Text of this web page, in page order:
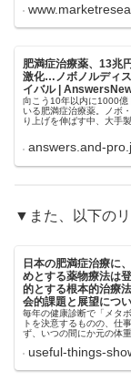
肥満症治療薬、13兆
激化…ノボノルディ
イバル |
向こう10年以内に1000億
いる肥満症治療薬。ノボ
り上げを伸ばす中、大手
answers.and-
▼また、以下のリ
日本の肥満症治療に
めとする薬物療法は
的とする根本的治療
会的課題と展望につ
毎年の健康診断で「メタ
トを決意するものの、仕
ず、いつの間にか元の体
も気力も必要。市販のサ
useful-things-